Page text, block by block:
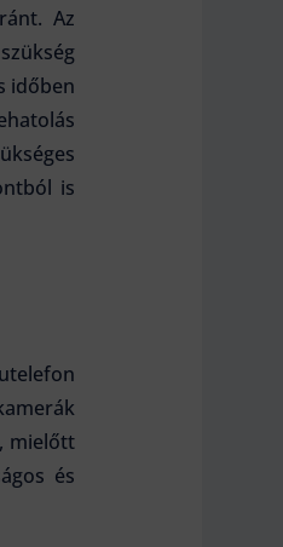
Az
időben
is
mielőtt
és